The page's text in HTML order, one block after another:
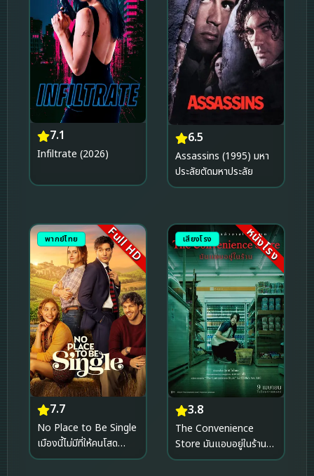
7.1
Infiltrate (2026)
6.5
Assassins (1995) มหา
ประลัยตัดมหาประลัย
พากย์ไทย Full HD
7.7
No Place to Be Single
เมืองนี้ไม่มีที่ให้คนโสด
(2026)
เสียงโรง หนังโรง
3.8
The Convenience
Store มันแอบอยู่ในร้าน
(2026)